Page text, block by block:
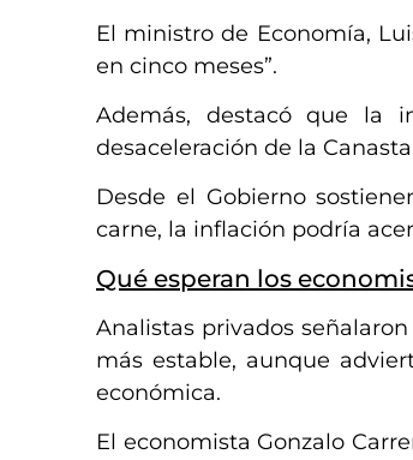
El ministro de Economía,
en cinco meses”.
Además, destacó que la
desaceleración de la
Desde el Gobierno
carne, la inflación podría
Qué esperan los
Analistas privados
más estable, aunque
económica.
El economista Gonzalo